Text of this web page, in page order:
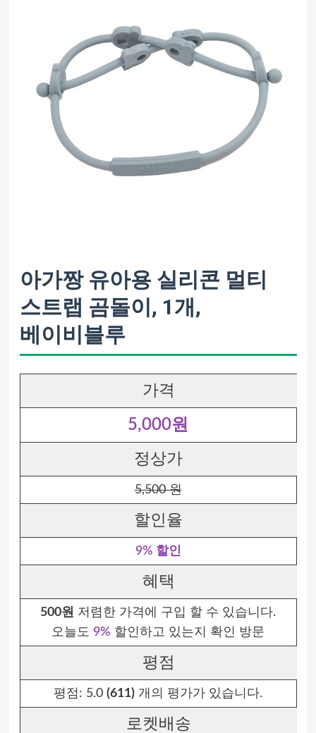
아가짱 유아용 실리콘 멀티
스트랩 곰돌이, 1개,
베이비블루
가격
5,000원
정상가
5,500 원
할인율
9% 할인
혜택
500원 저렴한 가격에 구입 할 수 있습니다.
오늘도 9% 할인하고 있는지 확인 방문
평점
평점: 5.0 (611) 개의 평가가 있습니다.
로켓배송